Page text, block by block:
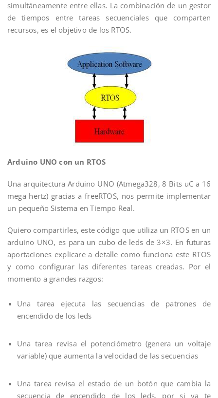
simultáneamente entre ellas. La combinación de un gestor
de tiempos entre tareas secuenciales que comparten
recursos, es el objetivo de los RTOS.
Arduino UNO con un RTOS
Una arquitectura Arduino UNO (Atmega328, 8 Bits uC a 16
mega hertz) gracias a freeRTOS, nos permite implementar
un pequeño Sistema en Tiempo Real.
Quiero compartirles, este código que utiliza un RTOS en un
arduino UNO, es para un cubo de leds de 3×3. En futuras
aportaciones explicare a detalle como funciona este RTOS
y como configurar las diferentes tareas creadas. Por el
momento a grandes razgos:
Una tarea ejecuta las secuencias de patrones de
encendido de los leds
Una tarea revisa el potenciómetro (genera un voltaje
variable) que aumenta la velocidad de las secuencias
Una tarea revisa el estado de un botón que cambia la
secuencia de encendido de los leds, por si ya te